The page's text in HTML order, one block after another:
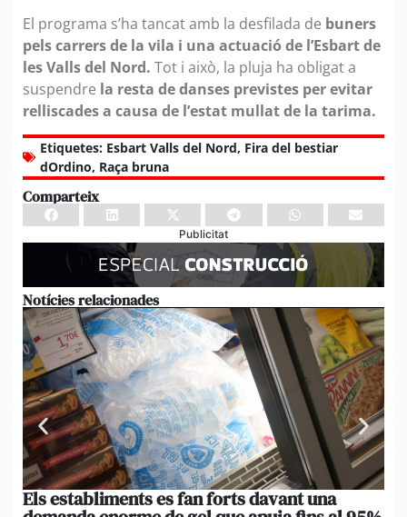
El programa s’ha tancat amb la desfilada de buners
pels carrers de la vila i una actuació de l’Esbart de
les Valls del Nord. Tot i això, la pluja ha obligat a
suspendre la resta de danses previstes per evitar
relliscades a causa de l’estat mullat de la tarima.
Etiquetes: Esbart Valls del Nord, Fira del bestiar
dOrdino, Raça bruna
Comparteix
Publicitat
Notícies relacionades
Els establiments es fan forts davant una